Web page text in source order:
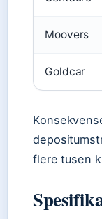
Moovers
Goldcar
flere tusen